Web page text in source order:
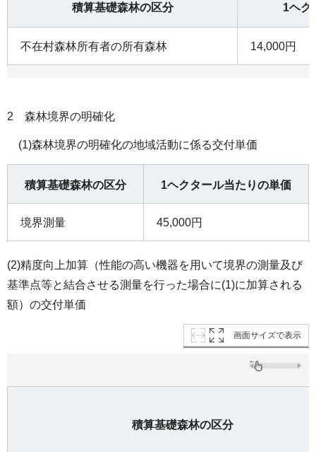
積算基礎森林の区分 1ヘク
不在村森林所有者の所有森林 14,000円
2 森林境界の明確化
(1)森林境界の明確化の地域活動に係る交付単価
積算基礎森林の区分 1ヘクタール当たりの単価
境界測量 45,000円
(2)精度向上加算（性能の高い機器を用いて境界の測量及び
基準点等と結合させる測量を行った場合に(1)に加算される
額）の交付単価
画面サイズで表示
積算基礎森林の区分